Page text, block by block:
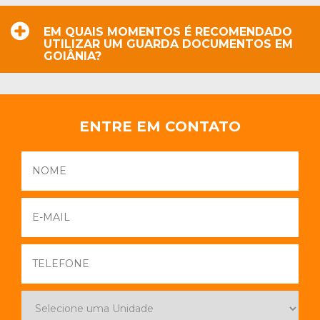
EM QUAIS MOMENTOS É RECOMENDADO
UTILIZAR UM GUARDA DOCUMENTOS EM
GOIÂNIA?
ENTRE EM CONTATO